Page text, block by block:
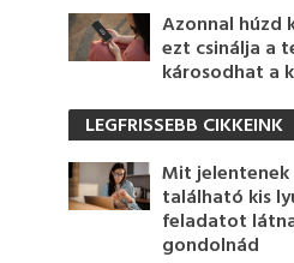
Azonnal húzd
ezt csinálja a
károsodhat a
LEGFRISSEBB CIKKEINK
Mit
található kis
feladatot
gondolnád